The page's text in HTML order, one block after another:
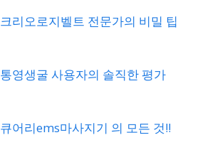
크리오로지벨트 전문가의 비밀 팁
통영생굴 사용자의 솔직한 평가
큐어리ems마사지기 의 모든 것!!